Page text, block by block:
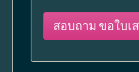
สอบถาม ขอใบเ